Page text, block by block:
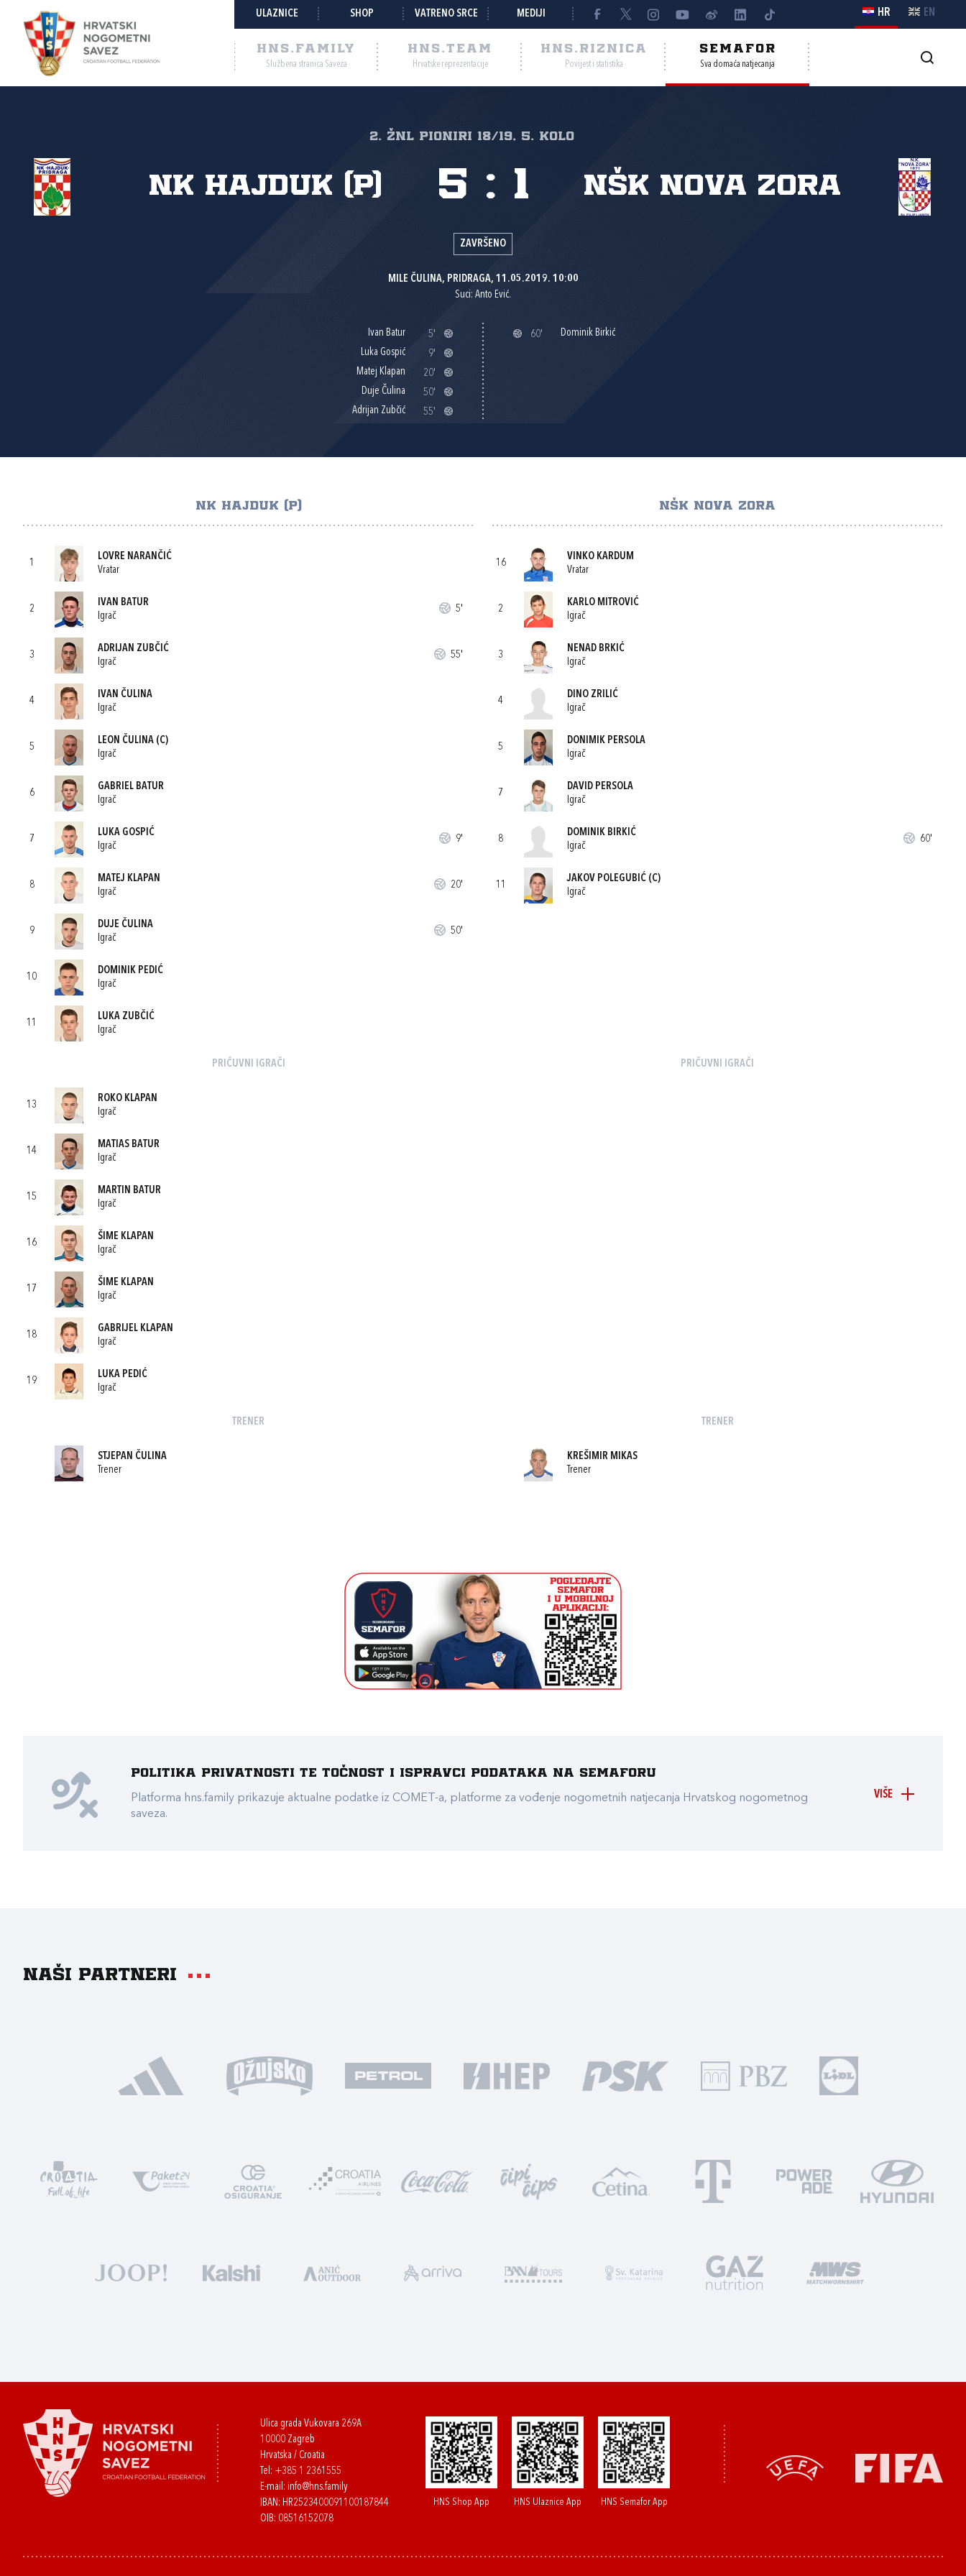
ULAZNICE SHOP VATRENO SRCE MEDIJI HR EN
HNS.FAMILY
Službena stranica Saveza
HNS.TEAM
Hrvatske reprezentacije
HNS.RIZNICA
Povijest i statistika
SEMAFOR
Sva domaća natjecanja
2. žnl pioniri 18/19, 5. kolo
NK Hajduk (P) NŠK Nova zora
5 : 1
ZAVRŠENO
MILE ČULINA, PRIDRAGA, 11.05.2019. 10:00
Suci: Anto Ević.
Ivan Batur
5'
Luka Gospić
9'
Matej Klapan
20'
Duje Čulina
50'
Adrijan Zubčić
55'
60' Dominik Birkić
NK HAJDUK (P)
1
LOVRE NARANČIĆ
Vratar
2
IVAN BATUR
Igrač
5'
3
ADRIJAN ZUBČIĆ
Igrač
55'
4
IVAN ČULINA
Igrač
5
LEON ČULINA (C)
Igrač
6
GABRIEL BATUR
Igrač
7
LUKA GOSPIĆ
Igrač
9'
8
MATEJ KLAPAN
Igrač
20'
9
DUJE ČULINA
Igrač
50'
10
DOMINIK PEDIĆ
Igrač
11
LUKA ZUBČIĆ
Igrač
PRIČUVNI IGRAČI
13
ROKO KLAPAN
Igrač
14
MATIAS BATUR
Igrač
15
MARTIN BATUR
Igrač
16
ŠIME KLAPAN
Igrač
17
ŠIME KLAPAN
Igrač
18
GABRIJEL KLAPAN
Igrač
19
LUKA PEDIĆ
Igrač
TRENER
STJEPAN ČULINA
Trener
NŠK NOVA ZORA
16
VINKO KARDUM
Vratar
2
KARLO MITROVIĆ
Igrač
3
NENAD BRKIĆ
Igrač
4
DINO ZRILIĆ
Igrač
5
DONIMIK PERSOLA
Igrač
7
DAVID PERSOLA
Igrač
8
DOMINIK BIRKIĆ
Igrač
60'
11
JAKOV POLEGUBIĆ(C)
Igrač
PRIČUVNI IGRAČI
TRENER
KREŠIMIR MIKAS
Trener
VIŠE
Politika privatnosti te točnost i ispravci podataka na Semaforu
Platforma hns.family prikazuje aktualne podatke iz COMET-a, platforme za vođenje nogometnih natjecanja Hrvatskog nogometnog
saveza.
Naši partneri
Ulica grada Vukovara 269A
10000 Zagreb
Hrvatska / Croatia
Tel: +385 1 2361555
E-mail: info@hns.family
IBAN: HR2523400091100187844
OIB: 08516152078
HNS Shop App HNS Ulaznice App HNS Semafor App